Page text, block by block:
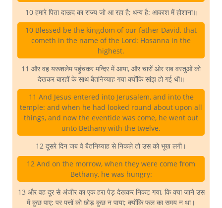
10 हमारे पिता दाऊद का राज्य जो आ रहा है; धन्य है: आकाश में होशाना॥
10 Blessed be the kingdom of our father David, that
cometh in the name of the Lord: Hosanna in the
highest.
11 और वह यरूशलेम पहुंचकर मन्दिर में आया, और चारों ओर सब वस्तुओं को
देखकर बारहों के साथ बैतनिय्याह गया क्योंकि सांझ हो गई थी॥
11 And Jesus entered into Jerusalem, and into the
temple: and when he had looked round about upon all
things, and now the eventide was come, he went out
unto Bethany with the twelve.
12 दूसरे दिन जब वे बैतनिय्याह से निकले तो उस को भूख लगी।
12 And on the morrow, when they were come from
Bethany, he was hungry:
13 और वह दूर से अंजीर का एक हरा पेड़ देखकर निकट गया, कि क्या जाने उस
में कुछ पाए: पर पत्तों को छोड़ कुछ न पाया; क्योंकि फल का समय न था।